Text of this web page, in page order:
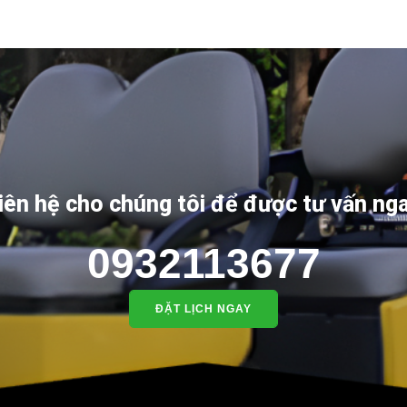
hệ cho chúng tôi để được tư vấn
0932113677
ĐẶT LỊCH NGAY